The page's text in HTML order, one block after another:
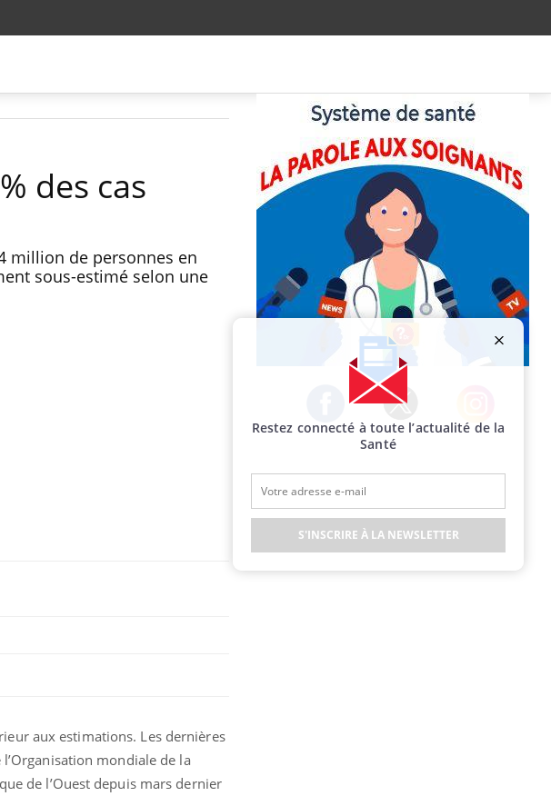
des cas
million de personnes en
sous-estimé selon une
aux estimations. Les dernières
mondiale de la
de l’Ouest depuis mars dernier
Facebook Twitter Instagram
Restez connecté à toute l’actualité de la
Santé
S'INSCRIRE À LA NEWSLETTER